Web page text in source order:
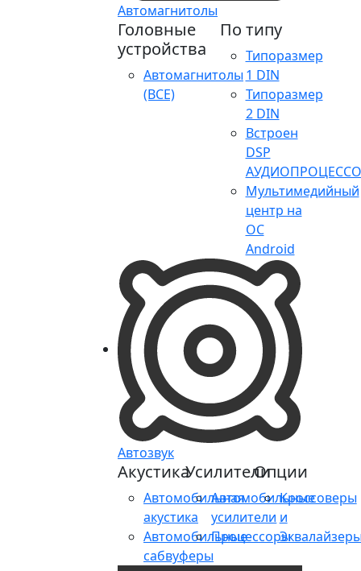
Автомагнитолы
Головные
устройства
Автомагнитолы
(ВСЕ)
По типу
Типоразмер
1 DIN
Типоразмер
2 DIN
Встроен
DSP
Мультимедийный
центр на
ОС
Android
Автозвук
Акустика
Автомобильная
акустика
Автомобильные
сабвуферы
Усилители
Автомобильные
усилители
Процессоры
Опции
Кроссоверы
и